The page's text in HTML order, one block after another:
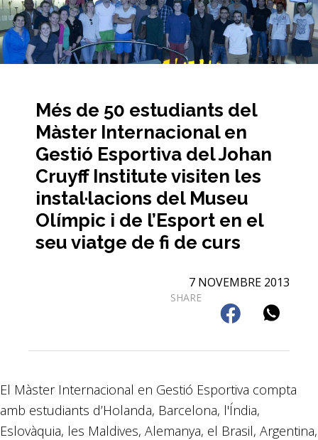
Més de 50 estudiants del
Màster Internacional en
Gestió Esportiva del Johan
Cruyff Institute visiten les
instal·lacions del Museu
Olímpic i de l’Esport en el
seu viatge de fi de curs
7 NOVEMBRE 2013
SHARE
El Màster Internacional en Gestió Esportiva compta
amb estudiants d’Holanda, Barcelona, l'Índia,
Eslovàquia, les Maldives, Alemanya, el Brasil, Argentina,